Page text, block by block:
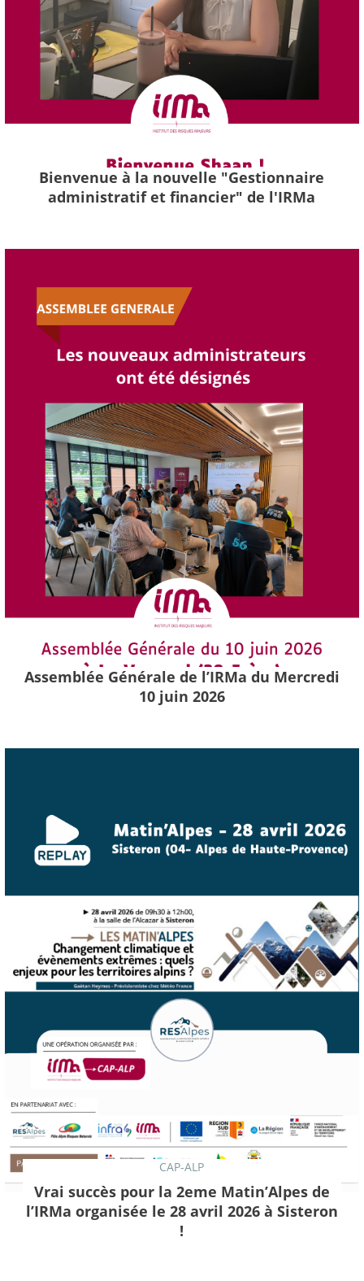
Bienvenue à la nouvelle "Gestionnaire
administratif et financier" de l'IRMa
Assemblée Générale de l’IRMa du Mercredi
10 juin 2026
CAP-ALP
Vrai succès pour la 2eme Matin’Alpes de
l’IRMa organisée le 28 avril 2026 à Sisteron
!